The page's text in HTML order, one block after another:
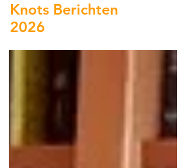
Knots Berichten
2026